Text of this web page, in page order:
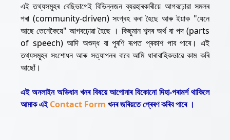
এই তথ্যসমূহৰ বেছিভাগেই বিভিন্নজন ব্যৱহাৰকাৰীয়ে আগবঢ়োৱা সমলৰ
পৰা (community-driven) সংগ্ৰহ কৰা হৈছে আৰু ইয়াক "যেনে
আছে তেনেকৈয়ে" আগবঢ়োৱা হৈছে । কিছুমান শব্দৰ অৰ্থ বা পদ (parts
of speech) আদি অশুদ্ধ বা পুৰণি ৰূপত প্ৰকাশ পাব পাৰে। এই
তথ্যসমূহৰ সংশোধন আৰু সত্যাপনৰ বাবে আমি ধাৰাবাহিকভাৱে কাম কৰি
আছোঁ।
এই অনলাইন অভিধান খনৰ বিষয়ে আপোনাৰ যিকোনো দিহা-পৰামৰ্শ থাকিলে
আমাক এইContact Form খনৰ জৰিয়তে প্ৰেৰণ কৰিব পাৰে ।